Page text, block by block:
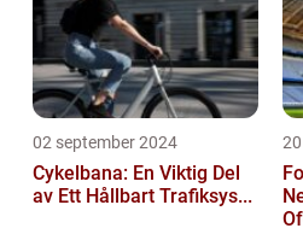
02 september 2024
Cykelbana: En Viktig Del
av Ett Hållbart Trafiksys...